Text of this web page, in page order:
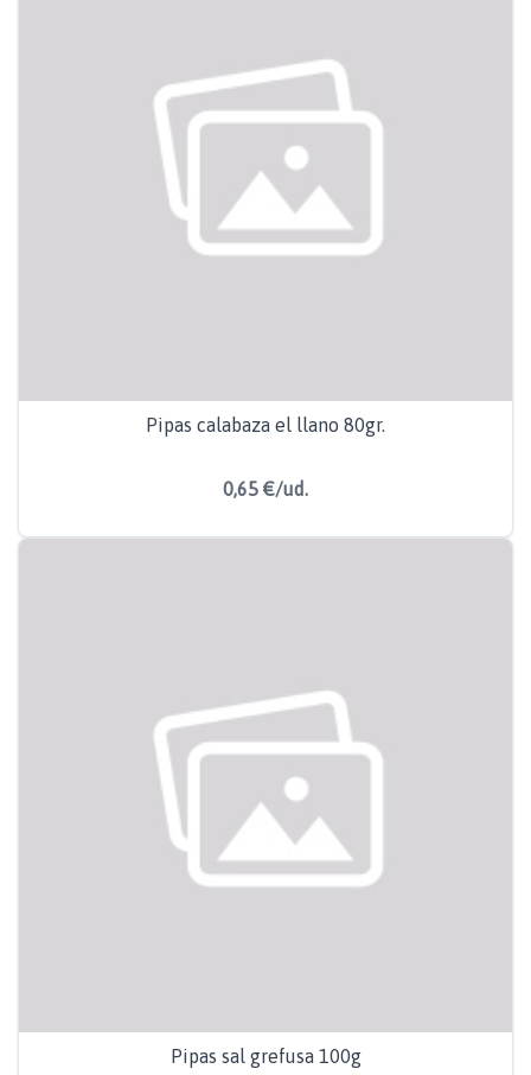
Pipas calabaza el llano 80gr.
0,65 €/ud.
Pipas sal grefusa 100g